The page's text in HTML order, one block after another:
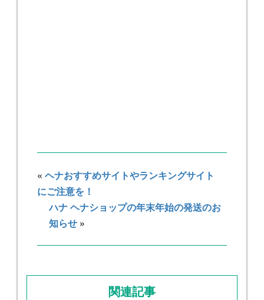
« ヘナおすすめサイトやランキングサイト
にご注意を！
ハナ ヘナショップの年末年始の発送のお
知らせ»
関連記事